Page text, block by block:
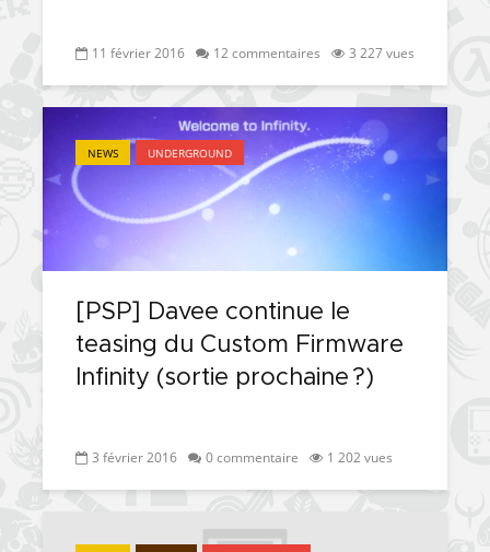
11 février 2016 12 commentaires 3 227 vues
NEWS UNDERGROUND
[PSP] Davee continue le
teasing du Custom Firmware
Infinity (sortie prochaine ?)
3 février 2016 0 commentaire 1 202 vues